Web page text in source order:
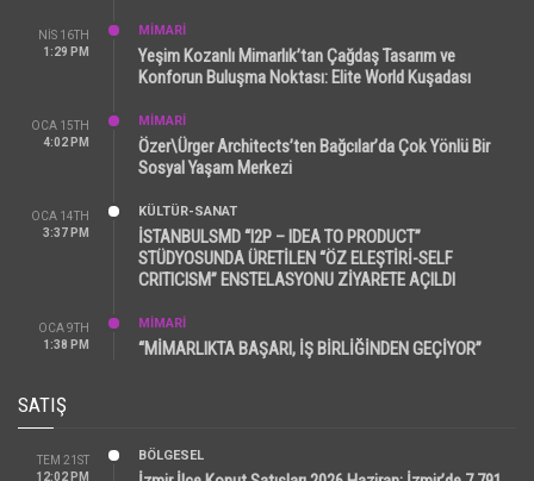
NIS 16TH
1:29 PM
MİMARİ
Yeşim Kozanlı Mimarlık’tan Çağdaş Tasarım ve
Konforun Buluşma Noktası: Elite World Kuşadası
OCA 15TH
4:02 PM
MİMARİ
Özer\Ürger Architects’ten Bağcılar’da Çok Yönlü Bir
Sosyal Yaşam Merkezi
OCA 14TH
3:37 PM
KÜLTÜR-SANAT
İSTANBULSMD “I2P – IDEA TO PRODUCT”
STÜDYOSUNDA ÜRETİLEN “ÖZ ELEŞTİRİ-SELF
CRITICISM” ENSTELASYONU ZİYARETE AÇILDI
OCA 9TH
1:38 PM
MİMARİ
“MİMARLIKTA BAŞARI, İŞ BİRLİĞİNDEN GEÇİYOR”
SATIŞ
TEM 21ST
12:02 PM
BÖLGESEL